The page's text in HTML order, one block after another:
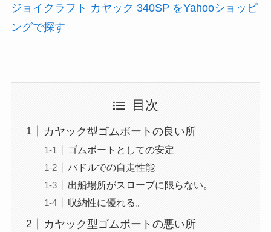
ジョイクラフト カヤック 340SP をYahooショッピ
ングで探す
目次
カヤック型ゴムボートの良い所
ゴムボートとしての安定
パドルでの自走性能
出船場所がスロープに限らない。
収納性に優れる。
カヤック型ゴムボートの悪い所